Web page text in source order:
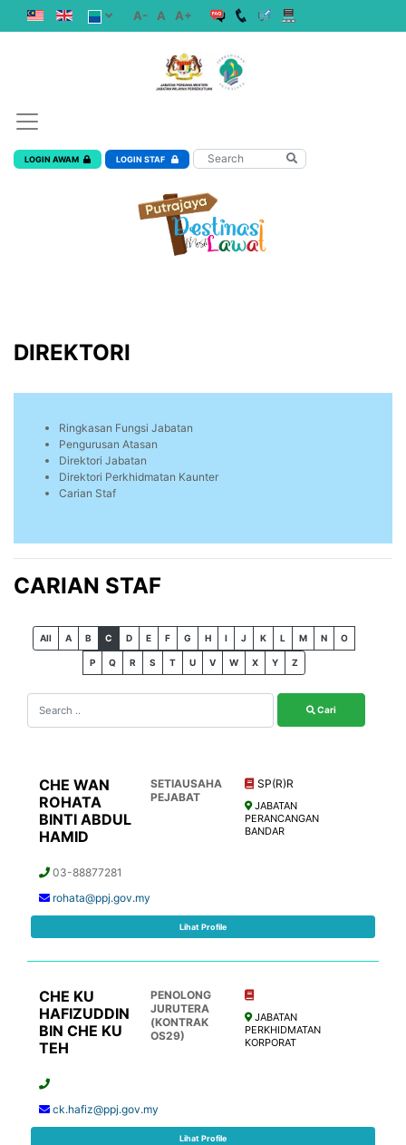
A- A A+
LOGIN AWAM LOGIN STAF
DIREKTORI
Ringkasan Fungsi Jabatan
Pengurusan Atasan
Direktori Jabatan
Direktori Perkhidmatan Kaunter
Carian Staf
CARIAN STAF
All A B C D E F G H I J K L M N O
P Q R S T U V W X Y Z
Cari
CHE WAN
ROHATA
BINTI ABDUL
HAMID
SETIAUSAHA
PEJABAT
SP(R)R
JABATAN
PERANCANGAN
BANDAR
03-88877281
rohata@ppj.gov.my
Lihat Profile
CHE KU
HAFIZUDDIN
BIN CHE KU
TEH
PENOLONG
JURUTERA
(KONTRAK
OS29)
JABATAN
PERKHIDMATAN
KORPORAT
ck.hafiz@ppj.gov.my
Lihat Profile